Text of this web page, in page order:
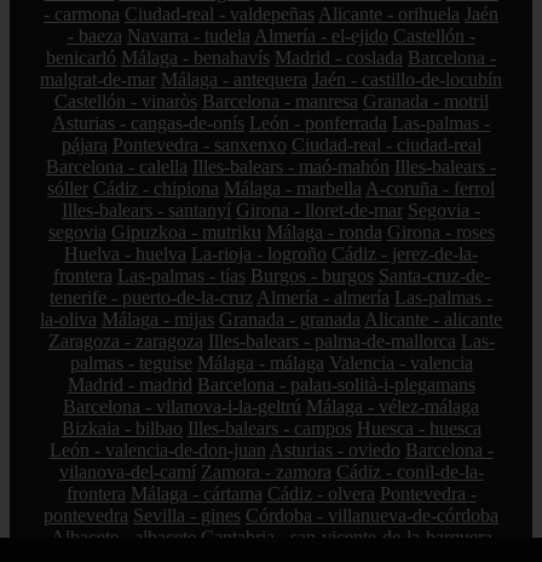
- carmona Ciudad-real - valdepeñas Alicante - orihuela Jaén
- baeza Navarra - tudela Almería - el-ejido Castellón -
benicarló Málaga - benahavís Madrid - coslada Barcelona -
malgrat-de-mar Málaga - antequera Jaén - castillo-de-locubín
Castellón - vinaròs Barcelona - manresa Granada - motril
Asturias - cangas-de-onís León - ponferrada Las-palmas -
pájara Pontevedra - sanxenxo Ciudad-real - ciudad-real
Barcelona - calella Illes-balears - maó-mahón Illes-balears -
sóller Cádiz - chipiona Málaga - marbella A-coruña - ferrol
Illes-balears - santanyí Girona - lloret-de-mar Segovia -
segovia Gipuzkoa - mutriku Málaga - ronda Girona - roses
Huelva - huelva La-rioja - logroño Cádiz - jerez-de-la-
frontera Las-palmas - tías Burgos - burgos Santa-cruz-de-
tenerife - puerto-de-la-cruz Almería - almería Las-palmas -
la-oliva Málaga - mijas Granada - granada Alicante - alicante
Zaragoza - zaragoza Illes-balears - palma-de-mallorca Las-
palmas - teguise Málaga - málaga Valencia - valencia
Madrid - madrid Barcelona - palau-solità-i-plegamans
Barcelona - vilanova-i-la-geltrú Málaga - vélez-málaga
Bizkaia - bilbao Illes-balears - campos Huesca - huesca
León - valencia-de-don-juan Asturias - oviedo Barcelona -
vilanova-del-camí Zamora - zamora Cádiz - conil-de-la-
frontera Málaga - cártama Cádiz - olvera Pontevedra -
pontevedra Sevilla - gines Córdoba - villanueva-de-córdoba
Albacete - albacete Cantabria - san-vicente-de-la-barquera